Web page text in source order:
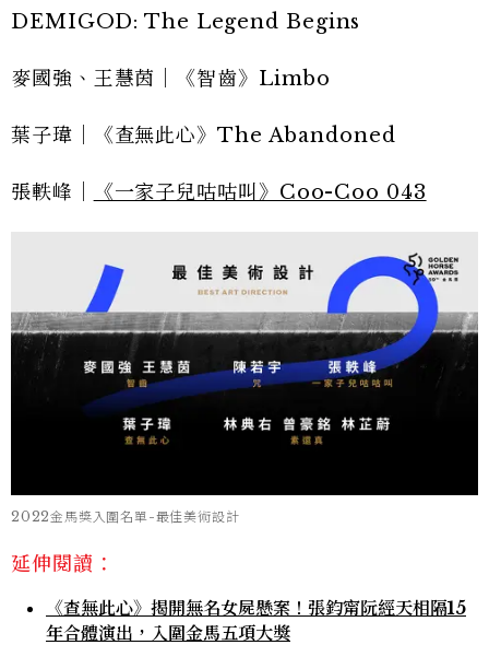
DEMIGOD: The Legend Begins
麥國強、王慧茵｜《智齒》Limbo
葉子瑋｜《查無此心》The Abandoned
張軼峰｜ 《一家子兒咕咕叫》Coo-Coo 043
2022金馬獎入圍名單-最佳美術設計
延伸閱讀：
《查無此心》揭開無名女屍懸案！張鈞甯阮經天相隔15
年合體演出，入圍金馬五項大獎